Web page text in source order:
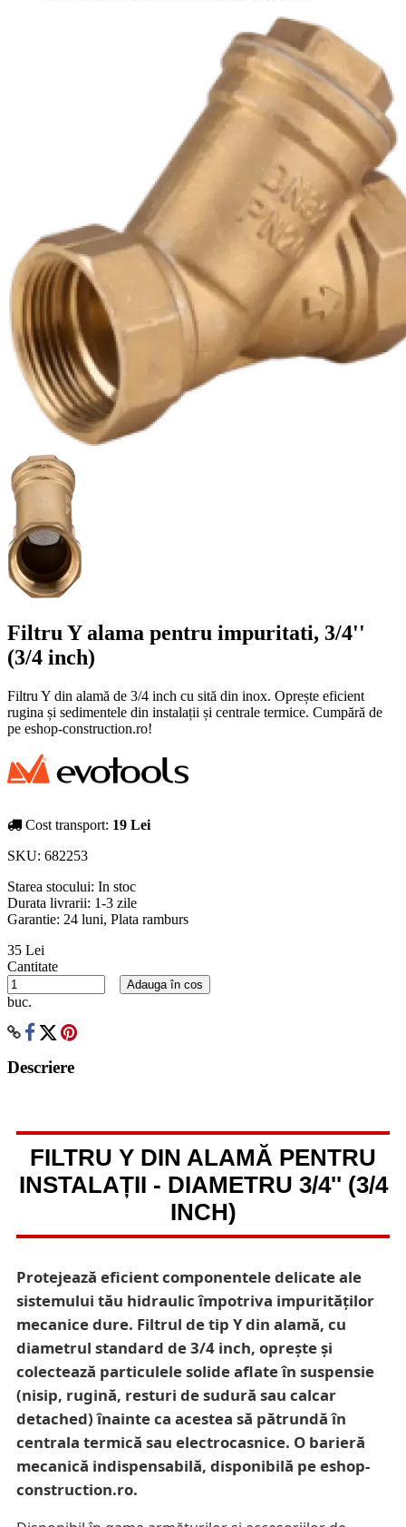
Filtru Y alama pentru impuritati, 3/4''
(3/4 inch)
Filtru Y din alamă de 3/4 inch cu sită din inox. Oprește eficient
rugina și sedimentele din instalații și centrale termice. Cumpără de
pe eshop-construction.ro!
Cost transport: 19 Lei
SKU: 682253
Starea stocului: In stoc
Durata livrarii: 1-3 zile
Garantie: 24 luni, Plata ramburs
35 Lei
Cantitate
buc.
Adauga în cos
Descriere
FILTRU Y DIN ALAMĂ PENTRU
INSTALAȚII - DIAMETRU 3/4'' (3/4
INCH)
Protejează eficient componentele delicate ale
sistemului tău hidraulic împotriva impurităților
mecanice dure. Filtrul de tip Y din alamă, cu
diametrul standard de 3/4 inch, oprește și
colectează particulele solide aflate în suspensie
(nisip, rugină, resturi de sudură sau calcar
detached) înainte ca acestea să pătrundă în
centrala termică sau electrocasnice. O barieră
mecanică indispensabilă, disponibilă pe eshop-
construction.ro.